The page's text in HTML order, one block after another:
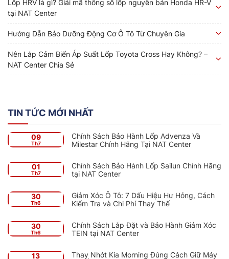
Lốp HRV là gì? Giải mã thông số lốp nguyên bản Honda HR-V
tại NAT Center
Hướng Dẫn Bảo Dưỡng Động Cơ Ô Tô Từ Chuyên Gia
Nên Lắp Cảm Biến Áp Suất Lốp Toyota Cross Hay Không? –
NAT Center Chia Sẻ
TIN TỨC MỚI NHẤT
09
Th7
Chính Sách Bảo Hành Lốp Advenza Và
Milestar Chính Hãng Tại NAT Center
01
Th7
Chính Sách Bảo Hành Lốp Sailun Chính Hãng
tại NAT Center
30
Th6
Giảm Xóc Ô Tô: 7 Dấu Hiệu Hư Hỏng, Cách
Kiểm Tra và Chi Phí Thay Thế
30
Th6
Chính Sách Lắp Đặt và Bảo Hành Giảm Xóc
TEIN tại NAT Center
13
Thay Nhớt Kia Morning Đúng Cách Giữ Máy